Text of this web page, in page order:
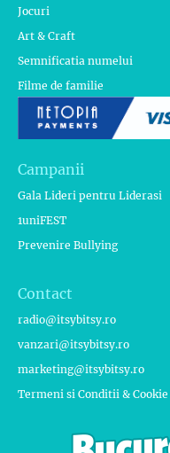
Jocuri
Art & Craft
Semnificatia numelui
Filme de familie
Campanii
Gala Lideri pentru Liderasi
1uniFEST
Prevenire Bullying
Contact
radio@itsybitsy.ro
vanzari@itsybitsy.ro
marketing@itsybitsy.ro
Termeni si Conditii &